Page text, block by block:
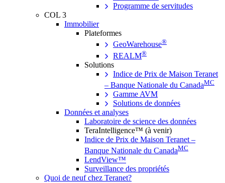
Programme de servitudes
COL 3
Immobilier
Plateformes
GeoWarehouse®
REALM®
Solutions
Indice de Prix de Maison Teranet
– Banque Nationale du CanadaMC
Gamme AVM
Solutions de données
Données et analyses
Laboratoire de science des données
TeraIntelligence™ (à venir)
Indice de Prix de Maison Teranet –
Banque Nationale du CanadaMC
LendView™
Surveillance des propriétés
Quoi de neuf chez Teranet?